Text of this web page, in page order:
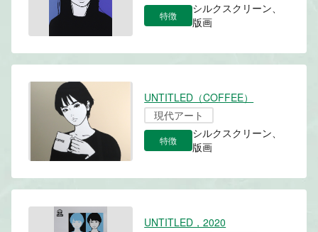
特徴
シルクスクリーン、
版画
UNTITLED（COFFEE）
現代アート
特徴
シルクスクリーン、
版画
UNTITLED，2020